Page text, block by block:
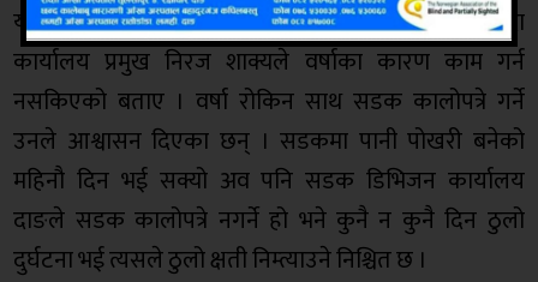
यता यस विषयमा सडक डिभिजन कार्यालय दाङमा बुझ्दा
कार्यालय प्रमुख निरज शाक्यले वर्षाका कारण काम गर्न
नसकिएको बताए । वर्षा रोकिन साथ सडक कालोपत्रे गर्ने
उनले आश्वासन दिएका छन् । सडकमा पानी पोखरी बनेको
महिनौ दिन भई सक्यो अव पनि सडक डिभिजन कार्यालय
दाङले सडक कालोपत्रे नगर्ने हो भने कुनै न कुनै दिन ठुलो
दुर्घटना भई त्यसले ठुलो क्षती निम्त्याउने निश्चित छ ।